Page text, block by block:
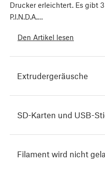
Drucker erleichtert. Es gibt
P.I.N.D.A.…
Den Artikel lesen
Extrudergeräusche
SD-Karten und USB-
Filament wird nicht